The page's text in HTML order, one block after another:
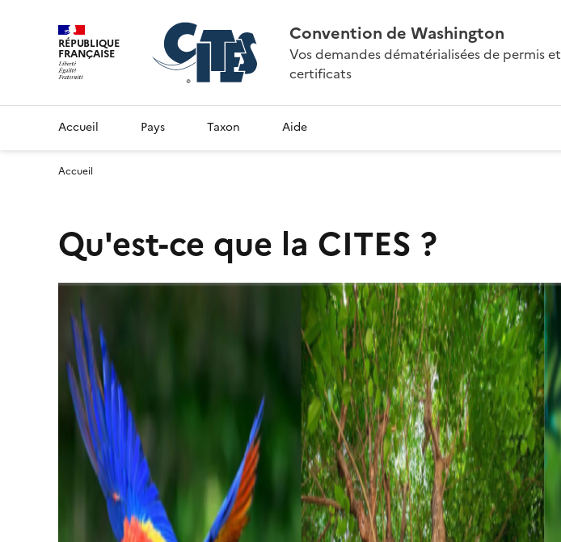
RÉPUBLIQUE
FRANÇAISE
Convention de Washington
Vos demandes dématérialisées de permis et
certificats
Accueil Pays Taxon Aide
Accueil
Qu'est-ce que la CITES ?